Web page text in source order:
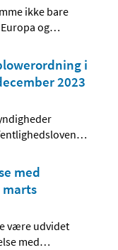
ikke bare
og…
i
2023
…
med
marts
være udvidet
med…